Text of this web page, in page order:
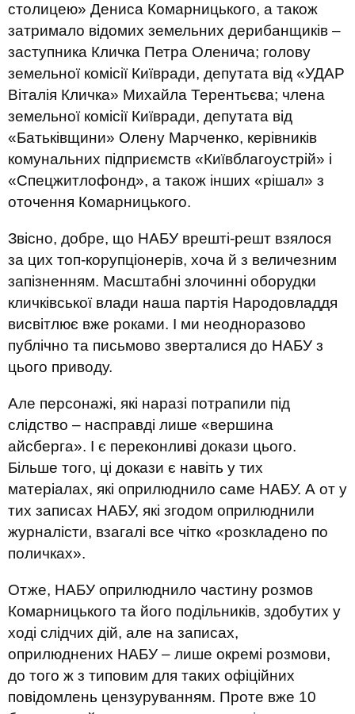
столицею» Дениса Комарницького, а також
затримало відомих земельних дерибанщиків –
заступника Кличка Петра Оленича; голову
земельної комісії Київради, депутата від «УДАР
Віталія Кличка» Михайла Терентьєва; члена
земельної комісії Київради, депутата від
«Батьківщини» Олену Марченко, керівників
комунальних підприємств «Київблагоустрій» і
«Спецжитлофонд», а також інших «рішал» з
оточення Комарницького.
Звісно, добре, що НАБУ врешті-решт взялося
за цих топ-корупціонерів, хоча й з величезним
запізненням. Масштабні злочинні оборудки
кличківської влади наша партія Народовладдя
висвітлює вже роками. І ми неодноразово
публічно та письмово зверталися до НАБУ з
цього приводу.
Але персонажі, які наразі потрапили під
слідство – насправді лише «вершина
айсберга». І є переконливі докази цього.
Більше того, ці докази є навіть у тих
матеріалах, які оприлюднило саме НАБУ. А от у
тих записах НАБУ, які згодом оприлюднили
журналісти, взагалі все чітко «розкладено по
поличках».
Отже, НАБУ оприлюднило частину розмов
Комарницького та його подільників, здобутих у
ході слідчих дій, але на записах,
оприлюднених НАБУ – лише окремі розмови,
до того ж з типовим для таких офіційних
повідомлень цензуруванням. Проте вже 10